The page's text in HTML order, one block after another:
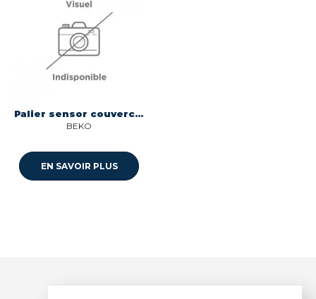
Palier sensor couvercle pour seche-linge Beko C00871368
BEKO
EN SAVOIR PLUS